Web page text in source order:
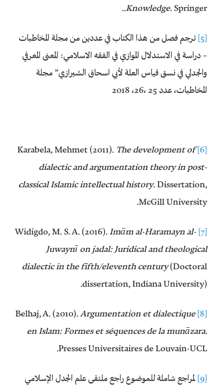
Knowledge. Springer..‏
[5]
ترجم فصل من هذا الكتاب في عددين من مجلة المخاطبات
– دراسة في الاستدلال الموازي في الفقه الاسلامي: المعنى المعرفي
والجدلي في نسق قياس العلة لأبي اسحاق الشيرازي” مجلة
المخاطبات، عدد 25 ،26، 2018
[6]
Karabela, Mehmet (2011).
The development of
dialectic and argumentation theory in post-
classical Islamic intellectual history. Dissertation,
McGill University.‏
[7]
Imām al-Haramayn al-
Juwaynī on jadal: Juridical and theological
dialectic in the fifth/eleventh century(Doctoral
dissertation, Indiana University).‏
[8]
Belhaj, A. (2010).
Argumentation et dialectique
en Islam: Formes et séquences de la munāzara.
Presses Universitaires de Louvain-UCL.
[9] لمراجع شاملة للموضوع راجع ملتقى علم الجدل الإسلامي